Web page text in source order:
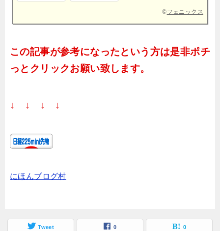
©フェニックス
この記事が参考になったという方は是非ポチ
っとクリックお願い致します。
↓ ↓ ↓ ↓
にほんブログ村
Tweet 0 0